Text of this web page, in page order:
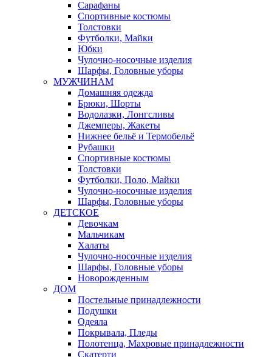
Сарафаны
Спортивные костюмы
Толстовки
Футболки, Майки
Юбки
Чулочно-носочные изделия
Шарфы, Головные уборы
МУЖЧИНАМ
Домашняя одежда
Брюки, Шорты
Водолазки, Лонгсливы
Джемперы, Жакеты
Нижнее бельё и Термобельё
Рубашки
Спортивные костюмы
Толстовки
Футболки, Поло, Майки
Чулочно-носочные изделия
Шарфы, Головные уборы
ДЕТСКОЕ
Девочкам
Мальчикам
Халаты
Чулочно-носочные изделия
Шарфы, Головные уборы
Новорожденным
ДОМ
Постельные принадлежности
Подушки
Одеяла
Покрывала, Пледы
Полотенца, Махровые принадлежности
Скатерти